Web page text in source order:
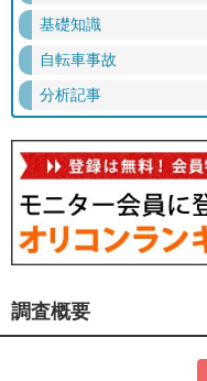
基礎知識
自転車事故
分析記事
調査概要